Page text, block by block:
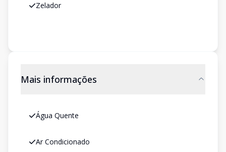
Zelador
Mais informações
Água Quente
Ar Condicionado